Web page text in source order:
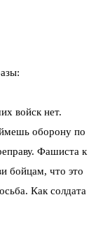
войск нет.
оборону по
Фашиста к
бойцам, что это
Как солдата